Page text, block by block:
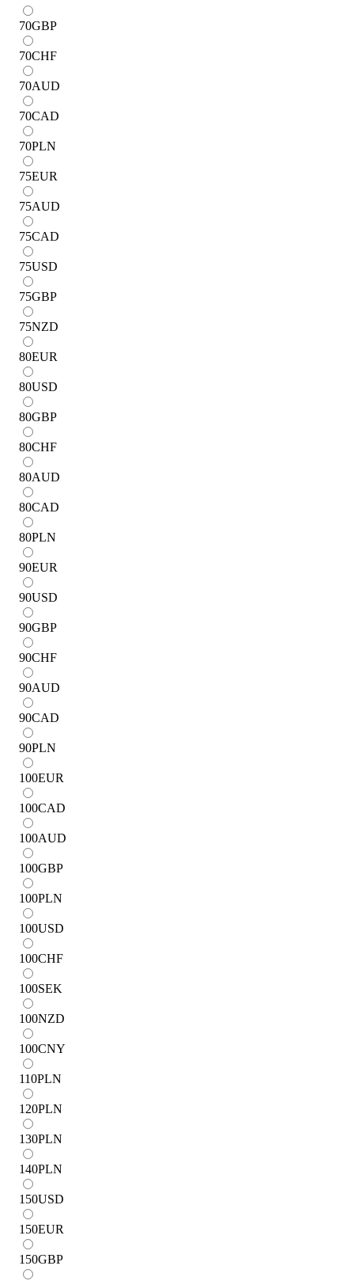
70GBP
70CHF
70AUD
70CAD
70PLN
75EUR
75AUD
75CAD
75USD
75GBP
75NZD
80EUR
80USD
80GBP
80CHF
80AUD
80CAD
80PLN
90EUR
90USD
90GBP
90CHF
90AUD
90CAD
90PLN
100EUR
100CAD
100AUD
100GBP
100PLN
100USD
100CHF
100SEK
100NZD
100CNY
110PLN
120PLN
130PLN
140PLN
150USD
150EUR
150GBP